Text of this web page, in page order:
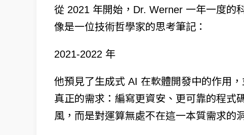
從 2021 年開始，Dr. Werner 一年一度的
像是一位技術哲學家的思考筆記：
2021-2022 年
他預見了生成式 AI 在軟體開發中的作用
真正的需求：編寫更資安、更可靠的程式
風，而是對運算無處不在這一本質需求的